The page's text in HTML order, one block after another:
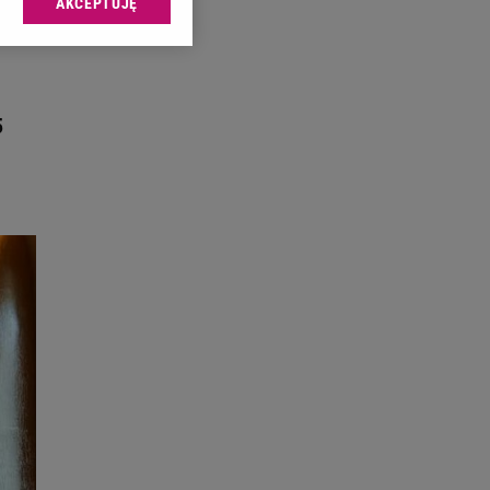
sp. z o.o., jej
celów identyfikacji.
reklam i treści,